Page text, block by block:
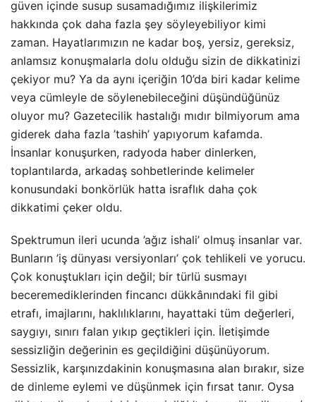
güven içinde susup susamadığımız ilişkilerimiz
hakkında çok daha fazla şey söyleyebiliyor kimi
zaman. Hayatlarımızın ne kadar boş, yersiz, gereksiz,
anlamsız konuşmalarla dolu olduğu sizin de dikkatinizi
çekiyor mu? Ya da aynı içeriğin 10’da biri kadar kelime
veya cümleyle de söylenebileceğini düşündüğünüz
oluyor mu? Gazetecilik hastalığı mıdır bilmiyorum ama
giderek daha fazla ’tashih’ yapıyorum kafamda.
İnsanlar konuşurken, radyoda haber dinlerken,
toplantılarda, arkadaş sohbetlerinde kelimeler
konusundaki bonkörlük hatta israflık daha çok
dikkatimi çeker oldu.
Spektrumun ileri ucunda ’ağız ishali’ olmuş insanlar var.
Bunların ’iş dünyası versiyonları’ çok tehlikeli ve yorucu.
Çok konuştukları için değil; bir türlü susmayı
beceremediklerinden fincancı dükkânındaki fil gibi
etrafı, imajlarını, haklılıklarını, hayattaki tüm değerleri,
saygıyı, sınırı falan yıkıp geçtikleri için. İletişimde
sessizliğin değerinin es geçildiğini düşünüyorum.
Sessizlik, karşınızdakinin konuşmasına alan bırakır, size
de dinleme eylemi ve düşünmek için fırsat tanır. Oysa